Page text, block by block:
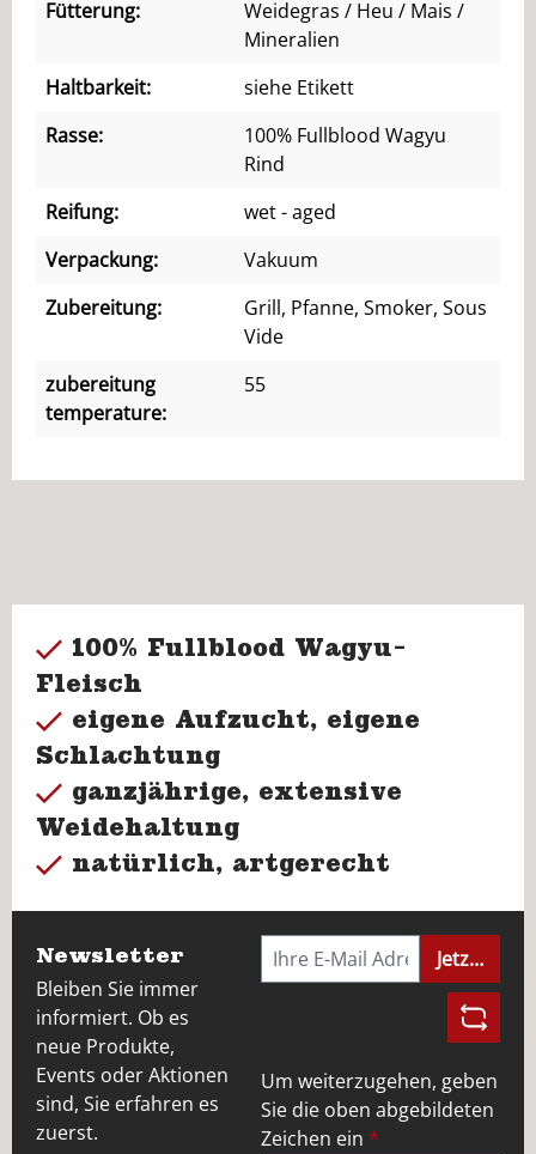
Fütterung:
Weidegras / Heu / Mais /
Mineralien
Haltbarkeit:
siehe Etikett
Rasse:
100% Fullblood Wagyu
Rind
Reifung:
wet - aged
Verpackung:
Vakuum
Zubereitung:
Grill, Pfanne, Smoker, Sous
Vide
zubereitung
temperature:
55
100% Fullblood Wagyu-
Fleisch
eigene Aufzucht, eigene
Schlachtung
ganzjährige, extensive
Weidehaltung
natürlich, artgerecht
Newsletter
Bleiben Sie immer
informiert. Ob es
neue Produkte,
Events oder Aktionen
sind, Sie erfahren es
zuerst.
Jetzt
Um weiterzugehen, geben
Sie die oben abgebildeten
Zeichen ein *